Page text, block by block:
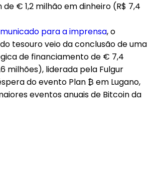
€ 1,2 milhão em dinheiro (R$ 7,4
para a imprensa, o
tesouro veio da conclusão de uma
de financiamento de € 7,4
milhões), liderada pela Fulgur
do evento Plan ₿ em Lugano,
eventos anuais de Bitcoin da